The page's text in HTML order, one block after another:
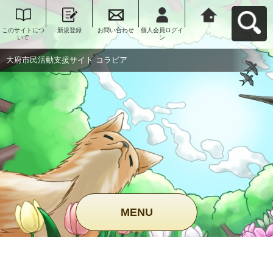
このサイトにつ
いて
新規登録 お問い合わせ
個人会員ログイ
ン
大府市民活動支
援サイト コラビ
アへ戻る
大府市民活動支援サイト コラビア
MENU